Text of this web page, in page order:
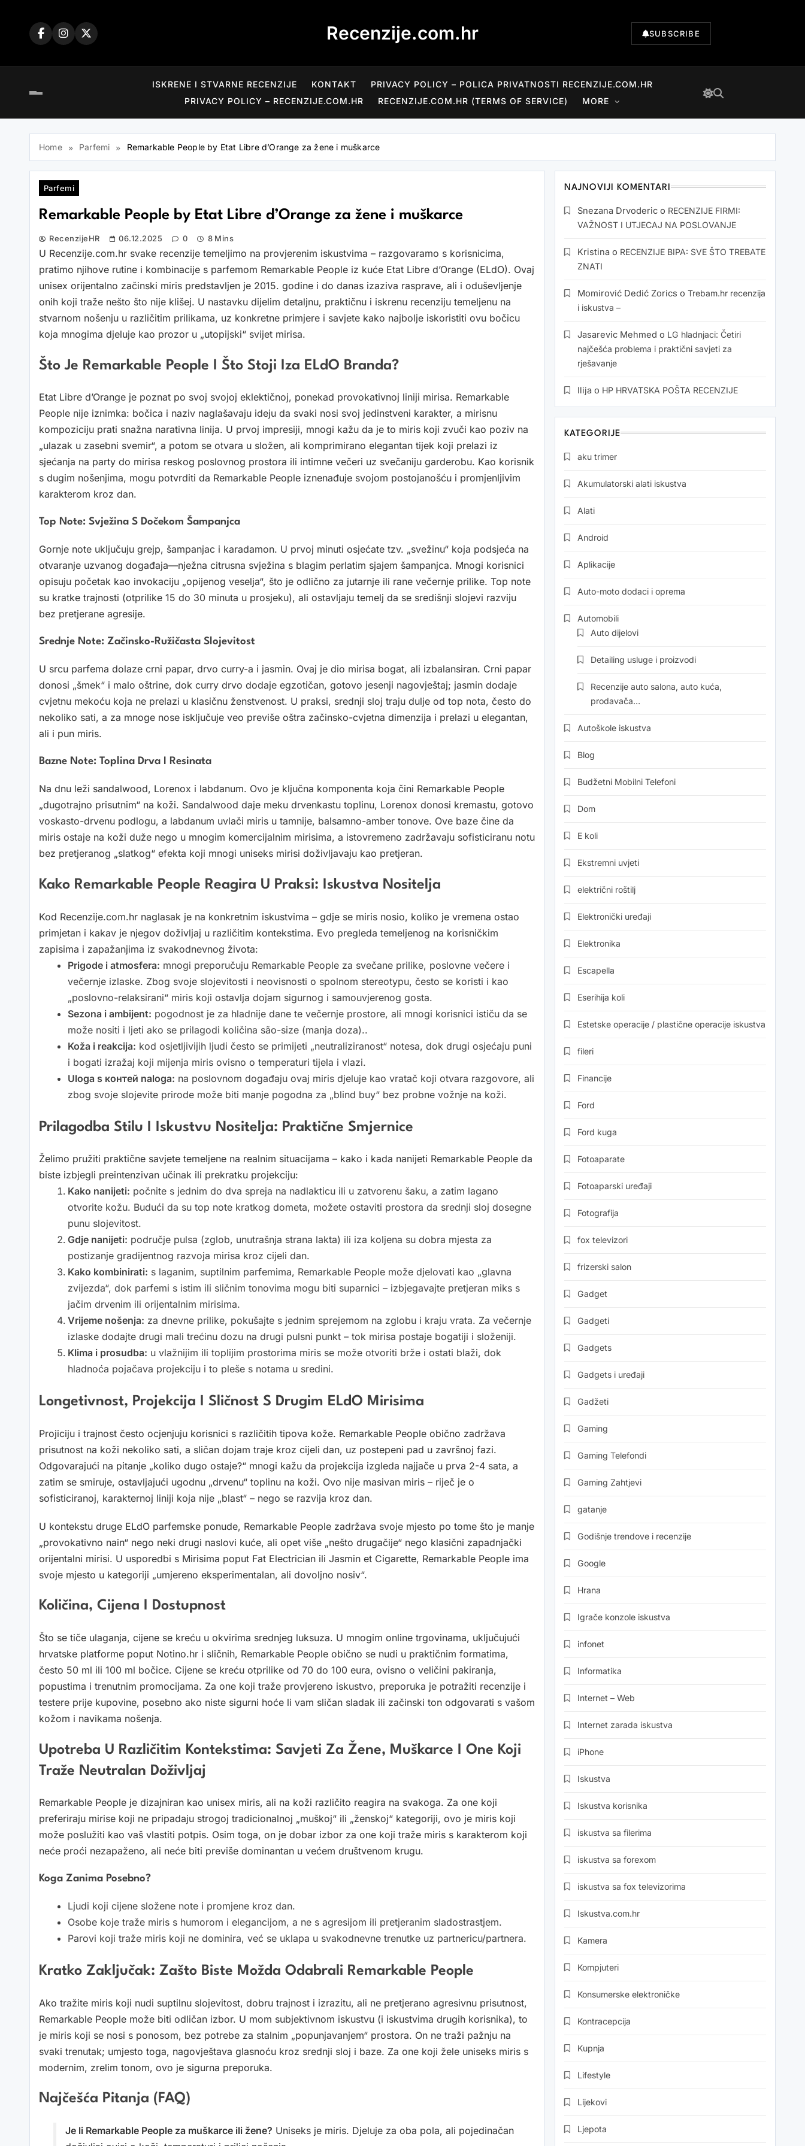
Recenzije.com.hr SUBSCRIBE
ISKRENE I STVARNE RECENZIJE KONTAKT
PRIVACY POLICY – POLICA PRIVATNOSTI RECENZIJE.COM.HR
PRIVACY POLICY – RECENZIJE.COM.HR
RECENZIJE.COM.HR (TERMS OF SERVICE) MORE
Home Parfemi Remarkable People by Etat Libre d’Orange za žene i muškarce
Parfemi
Remarkable People by Etat Libre d’Orange za žene i muškarce
RecenzijeHR 06.12.2025 0 8 Mins
U Recenzije.com.hr svake recenzije temeljimo na provjerenim iskustvima – razgovaramo s korisnicima,
pratimo njihove rutine i kombinacije s parfemom Remarkable People iz kuće Etat Libre d’Orange (ELdO). Ovaj
unisex orijentalno začinski miris predstavljen je 2015. godine i do danas izaziva rasprave, ali i oduševljenje
onih koji traže nešto što nije klišej. U nastavku dijelim detaljnu, praktičnu i iskrenu recenziju temeljenu na
stvarnom nošenju u različitim prilikama, uz konkretne primjere i savjete kako najbolje iskoristiti ovu bočicu
koja mnogima djeluje kao prozor u „utopijski“ svijet mirisa.
Što Je Remarkable People I Što Stoji Iza ELdO Branda?
Etat Libre d’Orange je poznat po svoj svojoj eklektičnoj, ponekad provokativnoj liniji mirisa. Remarkable
People nije iznimka: bočica i naziv naglašavaju ideju da svaki nosi svoj jedinstveni karakter, a mirisnu
kompoziciju prati snažna narativna linija. U prvoj impresiji, mnogi kažu da je to miris koji zvuči kao poziv na
„ulazak u zasebni svemir“, a potom se otvara u složen, ali komprimirano elegantan tijek koji prelazi iz
sjećanja na party do mirisa reskog poslovnog prostora ili intimne večeri uz svečaniju garderobu. Kao korisnik
s dugim nošenjima, mogu potvrditi da Remarkable People iznenađuje svojom postojanošću i promjenljivim
karakterom kroz dan.
Top Note: Svježina S Dočekom Šampanjca
Gornje note uključuju grejp, šampanjac i karadamon. U prvoj minuti osjećate tzv. „svežinu“ koja podsjeća na
otvaranje uzvanog događaja—nježna citrusna svježina s blagim perlatim sjajem šampanjca. Mnogi korisnici
opisuju početak kao invokaciju „opijenog veselja“, što je odlično za jutarnje ili rane večernje prilike. Top note
su kratke trajnosti (otprilike 15 do 30 minuta u prosjeku), ali ostavljaju temelj da se središnji slojevi razviju
bez pretjerane agresije.
Srednje Note: Začinsko-Ružičasta Slojevitost
U srcu parfema dolaze crni papar, drvo curry-a i jasmin. Ovaj je dio mirisa bogat, ali izbalansiran. Crni papar
donosi „šmek“ i malo oštrine, dok curry drvo dodaje egzotičan, gotovo jesenji nagovještaj; jasmin dodaje
cvjetnu mekoću koja ne prelazi u klasičnu ženstvenost. U praksi, srednji sloj traju dulje od top nota, često do
nekoliko sati, a za mnoge nose isključuje veo previše oštra začinsko-cvjetna dimenzija i prelazi u elegantan,
ali i pun miris.
Bazne Note: Toplina Drva I Resinata
Na dnu leži sandalwood, Lorenox i labdanum. Ovo je ključna komponenta koja čini Remarkable People
„dugotrajno prisutnim“ na koži. Sandalwood daje meku drvenkastu toplinu, Lorenox donosi kremastu, gotovo
voskasto-drvenu podlogu, a labdanum uvlači miris u tamnije, balsamno-amber tonove. Ove baze čine da
miris ostaje na koži duže nego u mnogim komercijalnim mirisima, a istovremeno zadržavaju sofisticiranu notu
bez pretjeranog „slatkog“ efekta koji mnogi uniseks mirisi doživljavaju kao pretjeran.
Kako Remarkable People Reagira U Praksi: Iskustva Nositelja
Kod Recenzije.com.hr naglasak je na konkretnim iskustvima – gdje se miris nosio, koliko je vremena ostao
primjetan i kakav je njegov doživljaj u različitim kontekstima. Evo pregleda temeljenog na korisničkim
zapisima i zapažanjima iz svakodnevnog života:
Prigode i atmosfera: mnogi preporučuju Remarkable People za svečane prilike, poslovne večere i
večernje izlaske. Zbog svoje slojevitosti i neovisnosti o spolnom stereotypu, često se koristi i kao
„poslovno-relaksirani“ miris koji ostavlja dojam sigurnog i samouvjerenog gosta.
Sezona i ambijent: pogodnost je za hladnije dane te večernje prostore, ali mnogi korisnici ističu da se
može nositi i ljeti ako se prilagodi količina são-size (manja doza)..
Koža i reakcija: kod osjetljivijih ljudi često se primijeti „neutraliziranost“ notesa, dok drugi osjećaju puni
i bogati izražaj koji mijenja miris ovisno o temperaturi tijela i vlazi.
Uloga s контей naloga: na poslovnom događaju ovaj miris djeluje kao vratač koji otvara razgovore, ali
zbog svoje slojevite prirode može biti manje pogodna za „blind buy“ bez probne vožnje na koži.
Prilagodba Stilu I Iskustvu Nositelja: Praktične Smjernice
Želimo pružiti praktične savjete temeljene na realnim situacijama – kako i kada nanijeti Remarkable People da
biste izbjegli preintenzivan učinak ili prekratku projekciju:
Kako nanijeti: počnite s jednim do dva spreja na nadlakticu ili u zatvorenu šaku, a zatim lagano
otvorite kožu. Budući da su top note kratkog dometa, možete ostaviti prostora da srednji sloj dosegne
punu slojevitost.
Gdje nanijeti: područje pulsa (zglob, unutrašnja strana lakta) ili iza koljena su dobra mjesta za
postizanje gradijentnog razvoja mirisa kroz cijeli dan.
Kako kombinirati: s laganim, suptilnim parfemima, Remarkable People može djelovati kao „glavna
zvijezda“, dok parfemi s istim ili sličnim tonovima mogu biti suparnici – izbjegavajte pretjeran miks s
jačim drvenim ili orijentalnim mirisima.
Vrijeme nošenja: za dnevne prilike, pokušajte s jednim sprejemom na zglobu i kraju vrata. Za večernje
izlaske dodajte drugi mali trećinu dozu na drugi pulsni punkt – tok mirisa postaje bogatiji i složeniji.
Klima i prosudba: u vlažnijim ili toplijim prostorima miris se može otvoriti brže i ostati blaži, dok
hladnoća pojačava projekciju i to pleše s notama u sredini.
Longetivnost, Projekcija I Sličnost S Drugim ELdO Mirisima
Projiciju i trajnost često ocjenjuju korisnici s različitih tipova kože. Remarkable People obično zadržava
prisutnost na koži nekoliko sati, a sličan dojam traje kroz cijeli dan, uz postepeni pad u završnoj fazi.
Odgovarajući na pitanje „koliko dugo ostaje?“ mnogi kažu da projekcija izgleda najjače u prva 2-4 sata, a
zatim se smiruje, ostavljajući ugodnu „drvenu“ toplinu na koži. Ovo nije masivan miris – riječ je o
sofisticiranoj, karakternoj liniji koja nije „blast“ – nego se razvija kroz dan.
U kontekstu druge ELdO parfemske ponude, Remarkable People zadržava svoje mjesto po tome što je manje
„provokativno nain“ nego neki drugi naslovi kuće, ali opet više „nešto drugačije“ nego klasični zapadnjački
orijentalni mirisi. U usporedbi s Mirisima poput Fat Electrician ili Jasmin et Cigarette, Remarkable People ima
svoje mjesto u kategoriji „umjereno eksperimentalan, ali dovoljno nosiv“.
Količina, Cijena I Dostupnost
Što se tiče ulaganja, cijene se kreću u okvirima srednjeg luksuza. U mnogim online trgovinama, uključujući
hrvatske platforme poput Notino.hr i sličnih, Remarkable People obično se nudi u praktičnim formatima,
često 50 ml ili 100 ml bočice. Cijene se kreću otprilike od 70 do 100 eura, ovisno o veličini pakiranja,
popustima i trenutnim promocijama. Za one koji traže provjereno iskustvo, preporuka je potražiti recenzije i
testere prije kupovine, posebno ako niste sigurni hoće li vam sličan sladak ili začinski ton odgovarati s vašom
kožom i navikama nošenja.
Upotreba U Različitim Kontekstima: Savjeti Za Žene, Muškarce I One Koji
Traže Neutralan Doživljaj
Remarkable People je dizajniran kao unisex miris, ali na koži različito reagira na svakoga. Za one koji
preferiraju mirise koji ne pripadaju strogoj tradicionalnoj „muškoj“ ili „ženskoj“ kategoriji, ovo je miris koji
može poslužiti kao vaš vlastiti potpis. Osim toga, on je dobar izbor za one koji traže miris s karakterom koji
neće proći nezapaženo, ali neće biti previše dominantan u većem društvenom krugu.
Koga Zanima Posebno?
Ljudi koji cijene složene note i promjene kroz dan.
Osobe koje traže miris s humorom i elegancijom, a ne s agresijom ili pretjeranim sladostrastjem.
Parovi koji traže miris koji ne dominira, već se uklapa u svakodnevne trenutke uz partnericu/partnera.
Kratko Zaključak: Zašto Biste Možda Odabrali Remarkable People
Ako tražite miris koji nudi suptilnu slojevitost, dobru trajnost i izrazitu, ali ne pretjerano agresivnu prisutnost,
Remarkable People može biti odličan izbor. U mom subjektivnom iskustvu (i iskustvima drugih korisnika), to
je miris koji se nosi s ponosom, bez potrebe za stalnim „popunjavanjem“ prostora. On ne traži pažnju na
svaki trenutak; umjesto toga, nagovještava glasnoću kroz srednji sloj i baze. Za one koji žele uniseks miris s
modernim, zrelim tonom, ovo je sigurna preporuka.
Najčešća Pitanja (FAQ)
Je li Remarkable People za muškarce ili žene? Uniseks je miris. Djeluje za oba pola, ali pojedinačan
NAJNOVIJI KOMENTARI
Snezana Drvoderic o RECENZIJE FIRMI:
VAŽNOST I UTJECAJ NA POSLOVANJE
Kristina o RECENZIJE BIPA: SVE ŠTO TREBATE
ZNATI
Momirović Dedić Zorics o Trebam.hr recenzija
i iskustva –
Jasarevic Mehmed o LG hladnjaci: Četiri
najčešća problema i praktični savjeti za
rješavanje
Ilija o HP HRVATSKA POŠTA RECENZIJE
KATEGORIJE
aku trimer
Akumulatorski alati iskustva
Alati
Android
Aplikacije
Auto-moto dodaci i oprema
Automobili
Auto dijelovi
Detailing usluge i proizvodi
Recenzije auto salona, auto kuća,
prodavača…
Autoškole iskustva
Blog
Budžetni Mobilni Telefoni
Dom
E koli
Ekstremni uvjeti
električni roštilj
Elektronički uređaji
Elektronika
Escapella
Eserihija koli
Estetske operacije / plastične operacije iskustva
fileri
Financije
Ford
Ford kuga
Fotoaparate
Fotoaparski uređaji
Fotografija
fox televizori
frizerski salon
Gadget
Gadgeti
Gadgets
Gadgets i uređaji
Gadžeti
Gaming
Gaming Telefondi
Gaming Zahtjevi
gatanje
Godišnje trendove i recenzije
Google
Hrana
Igrače konzole iskustva
infonet
Informatika
Internet – Web
Internet zarada iskustva
iPhone
Iskustva
Iskustva korisnika
iskustva sa filerima
iskustva sa forexom
iskustva sa fox televizorima
Iskustva.com.hr
Kamera
Kompjuteri
Konsumerske elektroničke
Kontracepcija
Kupnja
Lifestyle
Lijekovi
Ljepota